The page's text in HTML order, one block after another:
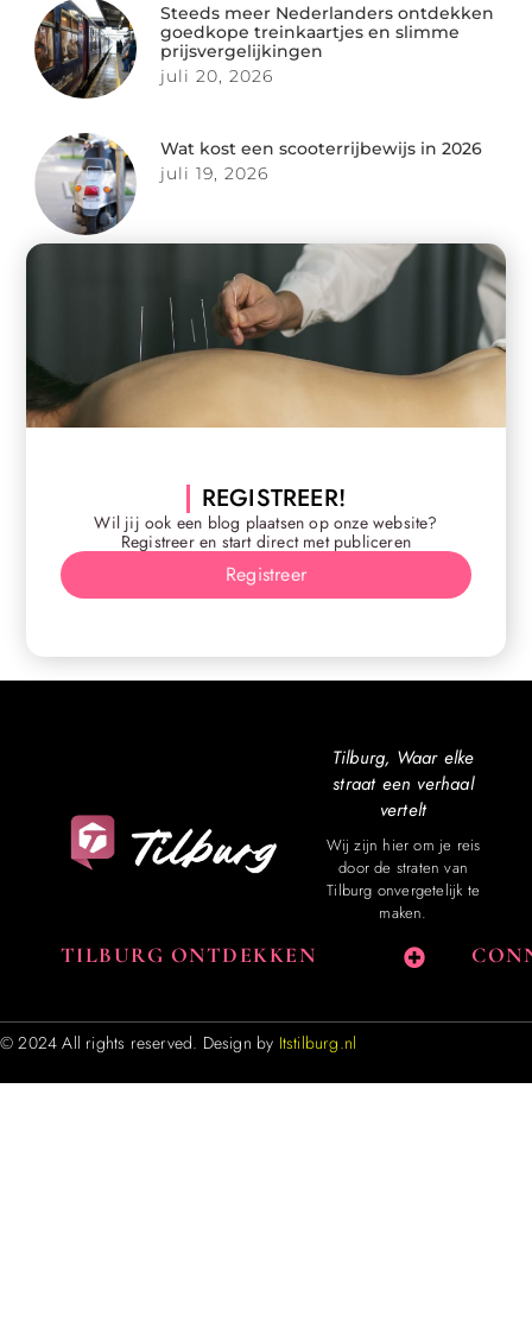
Steeds meer Nederlanders ontdekken
goedkope treinkaartjes en slimme
prijsvergelijkingen
juli 20, 2026
Wat kost een scooterrijbewijs in 2026
juli 19, 2026
REGISTREER!
Wil jij ook een blog plaatsen op onze website?
Registreer en start direct met publiceren
Registreer
TILBURG ONTDEKKEN
Tilburg, Waar elke
straat een verhaal
vertelt
Wij zijn hier om je reis
door de straten van
Tilburg onvergetelijk te
maken.
© 2024 All rights reserved. Design by Itstilburg.nl